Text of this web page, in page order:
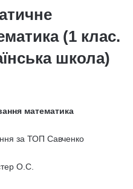
(1 клас.
школа)
математика
за ТОП Савченко
О.С.